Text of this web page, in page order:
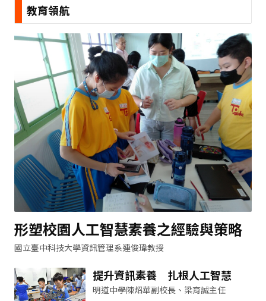
教育領航
形塑校園人工智慧素養之經驗與策略
國立臺中科技大學資訊管理系連俊瑋教授
提升資訊素養 扎根人工智慧
明道中學陳炤華副校長、梁育誠主任